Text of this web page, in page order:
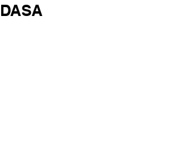
DASA